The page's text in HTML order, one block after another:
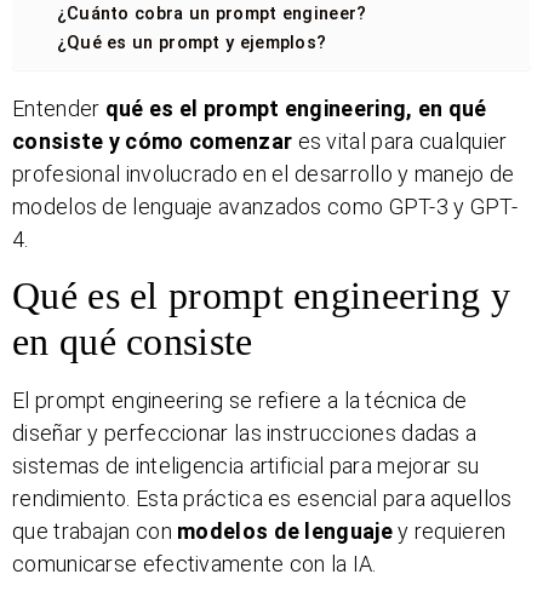
¿Cuánto cobra un prompt engineer?
¿Qué es un prompt y ejemplos?
Entender qué es el prompt engineering, en qué
consiste y cómo comenzar es vital para cualquier
profesional involucrado en el desarrollo y manejo de
modelos de lenguaje avanzados como GPT-3 y GPT-
4.
Qué es el prompt engineering y
en qué consiste
El prompt engineering se refiere a la técnica de
diseñar y perfeccionar las instrucciones dadas a
sistemas de inteligencia artificial para mejorar su
rendimiento. Esta práctica es esencial para aquellos
que trabajan con modelos de lenguajey requieren
comunicarse efectivamente con la IA.